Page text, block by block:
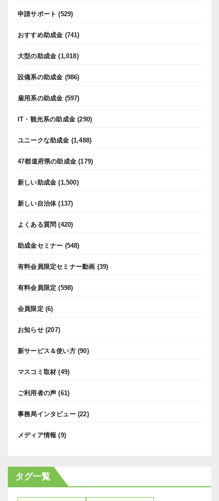
申請サポート (529)
おすすめ助成金 (741)
大型の助成金 (1,018)
設備系の助成金 (986)
雇用系の助成金 (597)
IT・観光系の助成金 (290)
ユニークな助成金 (1,488)
47都道府県の助成金 (179)
新しい助成金 (1,500)
新しい自治体(137)
よくある質問 (420)
助成金セミナー (548)
有料会員限定セミナー動画 (39)
有料会員限定 (598)
会員限定 (6)
お知らせ(207)
新サービス＆使い方(90)
マスコミ取材 (49)
ご利用者の声 (61)
事務局インタビュー(22)
メディア情報 (9)
タグ一覧